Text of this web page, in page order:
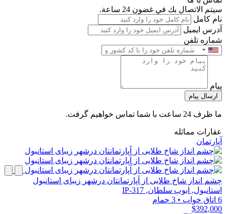
سيتم الاتصال بك في غضون 24 ساعة.
نام کامل
آدرس ایمیل
شماره تلفن
پیام
ارسال پیام
ما ظرف 24 ساعت با شما تماس خواهیم گرفت.
عقارات مماثله
آپارتمان
چشم انداز شاخ طلایی از آپارتمانتان درشهر زیبای استانبول
استانبول, ایوب سلطان, IP-317
6 اتاق خواب
• 3 حمام
$392,000